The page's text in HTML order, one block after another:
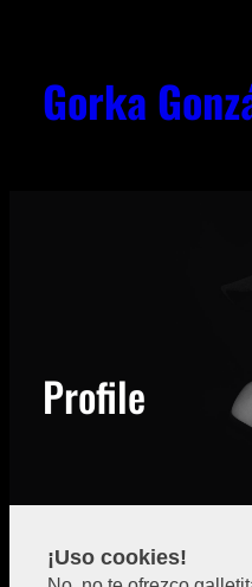
¡Uso cookies!
contenido
Gorka
Profile